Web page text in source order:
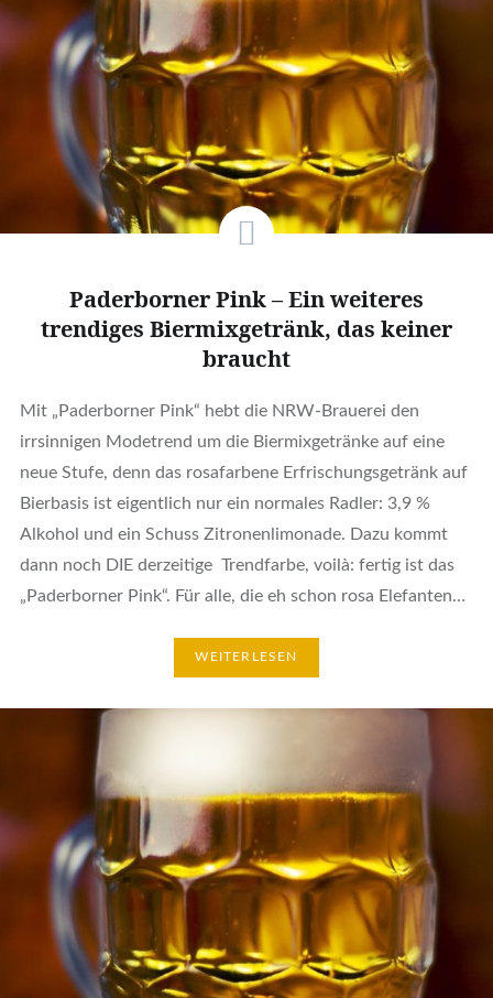
Paderborner Pink – Ein weiteres
trendiges Biermixgetränk, das keiner
braucht
Mit „Paderborner Pink“ hebt die NRW-Brauerei den
irrsinnigen Modetrend um die Biermixgetränke auf eine
neue Stufe, denn das rosafarbene Erfrischungsgetränk auf
Bierbasis ist eigentlich nur ein normales Radler: 3,9 %
Alkohol und ein Schuss Zitronenlimonade. Dazu kommt
dann noch DIE derzeitige Trendfarbe, voilà: fertig ist das
„Paderborner Pink“. Für alle, die eh schon rosa Elefanten…
WEITERLESEN